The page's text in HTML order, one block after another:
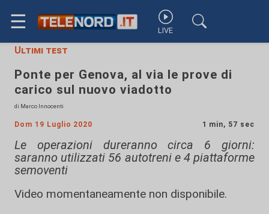
☰ LIVE
Ultimi test
Ponte per Genova, al via le prove di
carico sul nuovo viadotto
di Marco Innocenti
Dom 19 Luglio 2020 1 min, 57 sec
Le operazioni dureranno circa 6 giorni:
saranno utilizzati 56 autotreni e 4 piattaforme
semoventi
Video momentaneamente non disponibile.